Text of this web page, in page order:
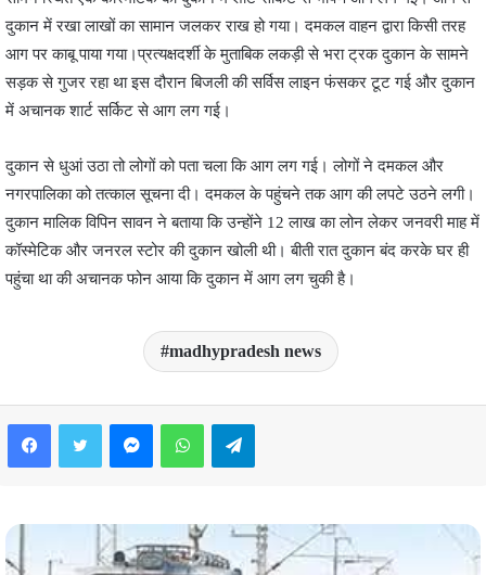
दुकान में रखा लाखों का सामान जलकर राख हो गया। दमकल वाहन द्वारा किसी तरह
आग पर काबू पाया गया।प्रत्यक्षदर्शी के मुताबिक लकड़ी से भरा ट्रक दुकान के सामने
सड़क से गुजर रहा था इस दौरान बिजली की सर्विस लाइन फंसकर टूट गई और दुकान
में अचानक शार्ट सर्किट से आग लग गई।
दुकान से धुआं उठा तो लोगों को पता चला कि आग लग गई। लोगों ने दमकल और
नगरपालिका को तत्काल सूचना दी। दमकल के पहुंचने तक आग की लपटे उठने लगी।
दुकान मालिक विपिन सावन ने बताया कि उन्होंने 12 लाख का लोन लेकर जनवरी माह में
कॉस्मेटिक और जनरल स्टोर की दुकान खोली थी। बीती रात दुकान बंद करके घर ही
पहुंचा था की अचानक फोन आया कि दुकान में आग लग चुकी है।
madhypradesh news
FacebookTwitter MessengerWhatsAppTelegram